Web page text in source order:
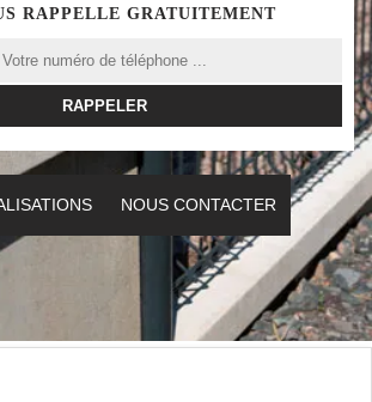
RAPPELLE GRATUITEMENT
NOUS CONTACTER